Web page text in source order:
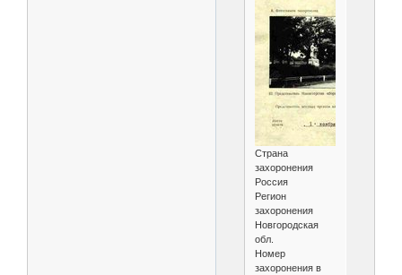
Страна
захоронения
Россия
Регион
захоронения
Новгородская
обл.
Номер
захоронения в